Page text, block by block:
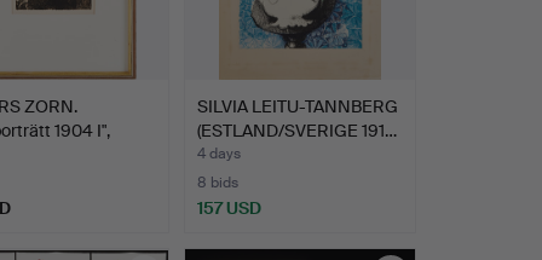
ZORN.
1904 I",
SILVIA LEITU-TANNBERG
(ESTLAND/SVERIGE 191…
4 days
8 bids
157 USD